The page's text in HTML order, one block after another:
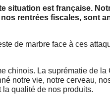
situation est française.
rentrées fiscales, sont
de marbre face à ces
chinois. La suprématie de la
notre vie, notre cerveau,
la qualité de nos produits.